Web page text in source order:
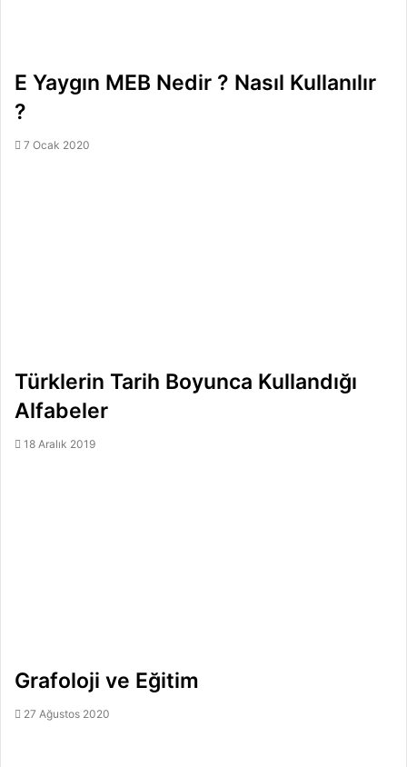
E Yaygın MEB Nedir ? Nasıl Kullanılır
?
7 Ocak 2020
Türklerin Tarih Boyunca Kullandığı
Alfabeler
18 Aralık 2019
Grafoloji ve Eğitim
27 Ağustos 2020